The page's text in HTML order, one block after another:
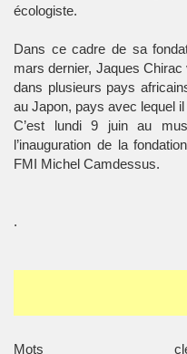
écologiste.
Dans ce cadre de sa
mars dernier, Jaques
dans plusieurs pays
au Japon, pays avec lequel
C’est lundi 9 juin au
l’inauguration de la
FMI Michel Camdessus.
.
Mots